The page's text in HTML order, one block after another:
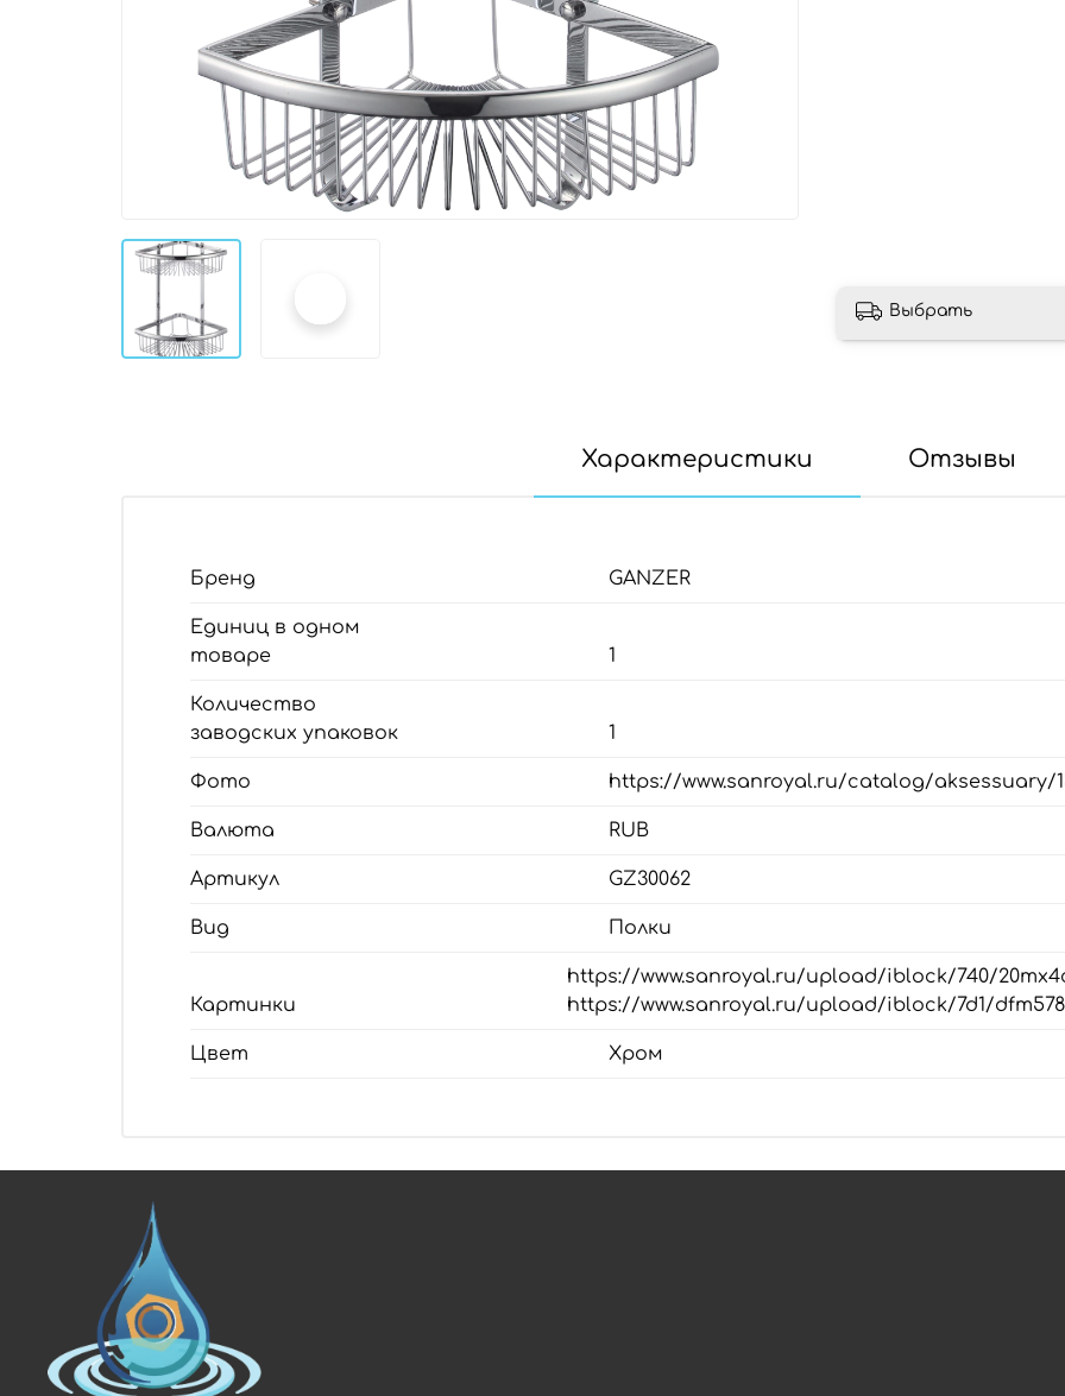
Выбрать
Характеристики Отзывы
Бренд GANZER
Единиц в одном
товаре
1
Количество
заводских упаковок
1
Фото https://www.sanroyal.ru/catalog/aksessuary/
Валюта RUB
Артикул GZ30062
Вид Полки
Картинки
https://www.sanroyal.ru/upload/iblock/740/
https://www.sanroyal.ru/upload/iblock/7d1/
Цвет Хром